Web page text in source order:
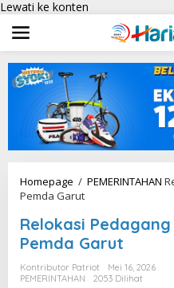
Lewati ke konten
Homepage / PEMERINTAHAN
Pemda Garut
Relokasi
Pemda Garut
Kontributor Patriot
Mei 16, 2026
PEMERINTAHAN
2053 Dilihat